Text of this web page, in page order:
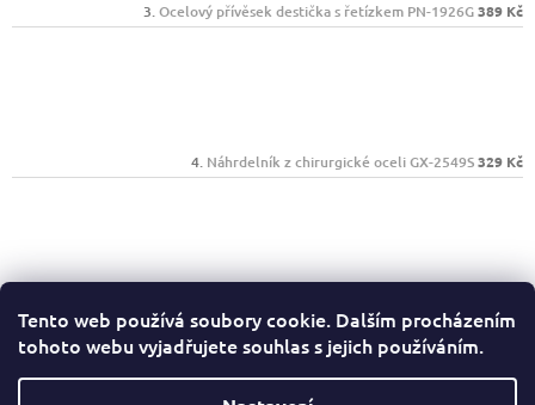
Tento web používá soubory cookie. Dalším procházením
tohoto webu vyjadřujete souhlas s jejich používáním.
Ocelový přívěsek destička s řetízkem PN-1926G389 Kč
Náhrdelník z chirurgické oceli GX-2549S329 Kč
Klíčenka SAND-GLASS 239 Kč
Facebook